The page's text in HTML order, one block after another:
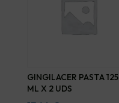
GINGILACER PASTA 125
ML X 2 UDS